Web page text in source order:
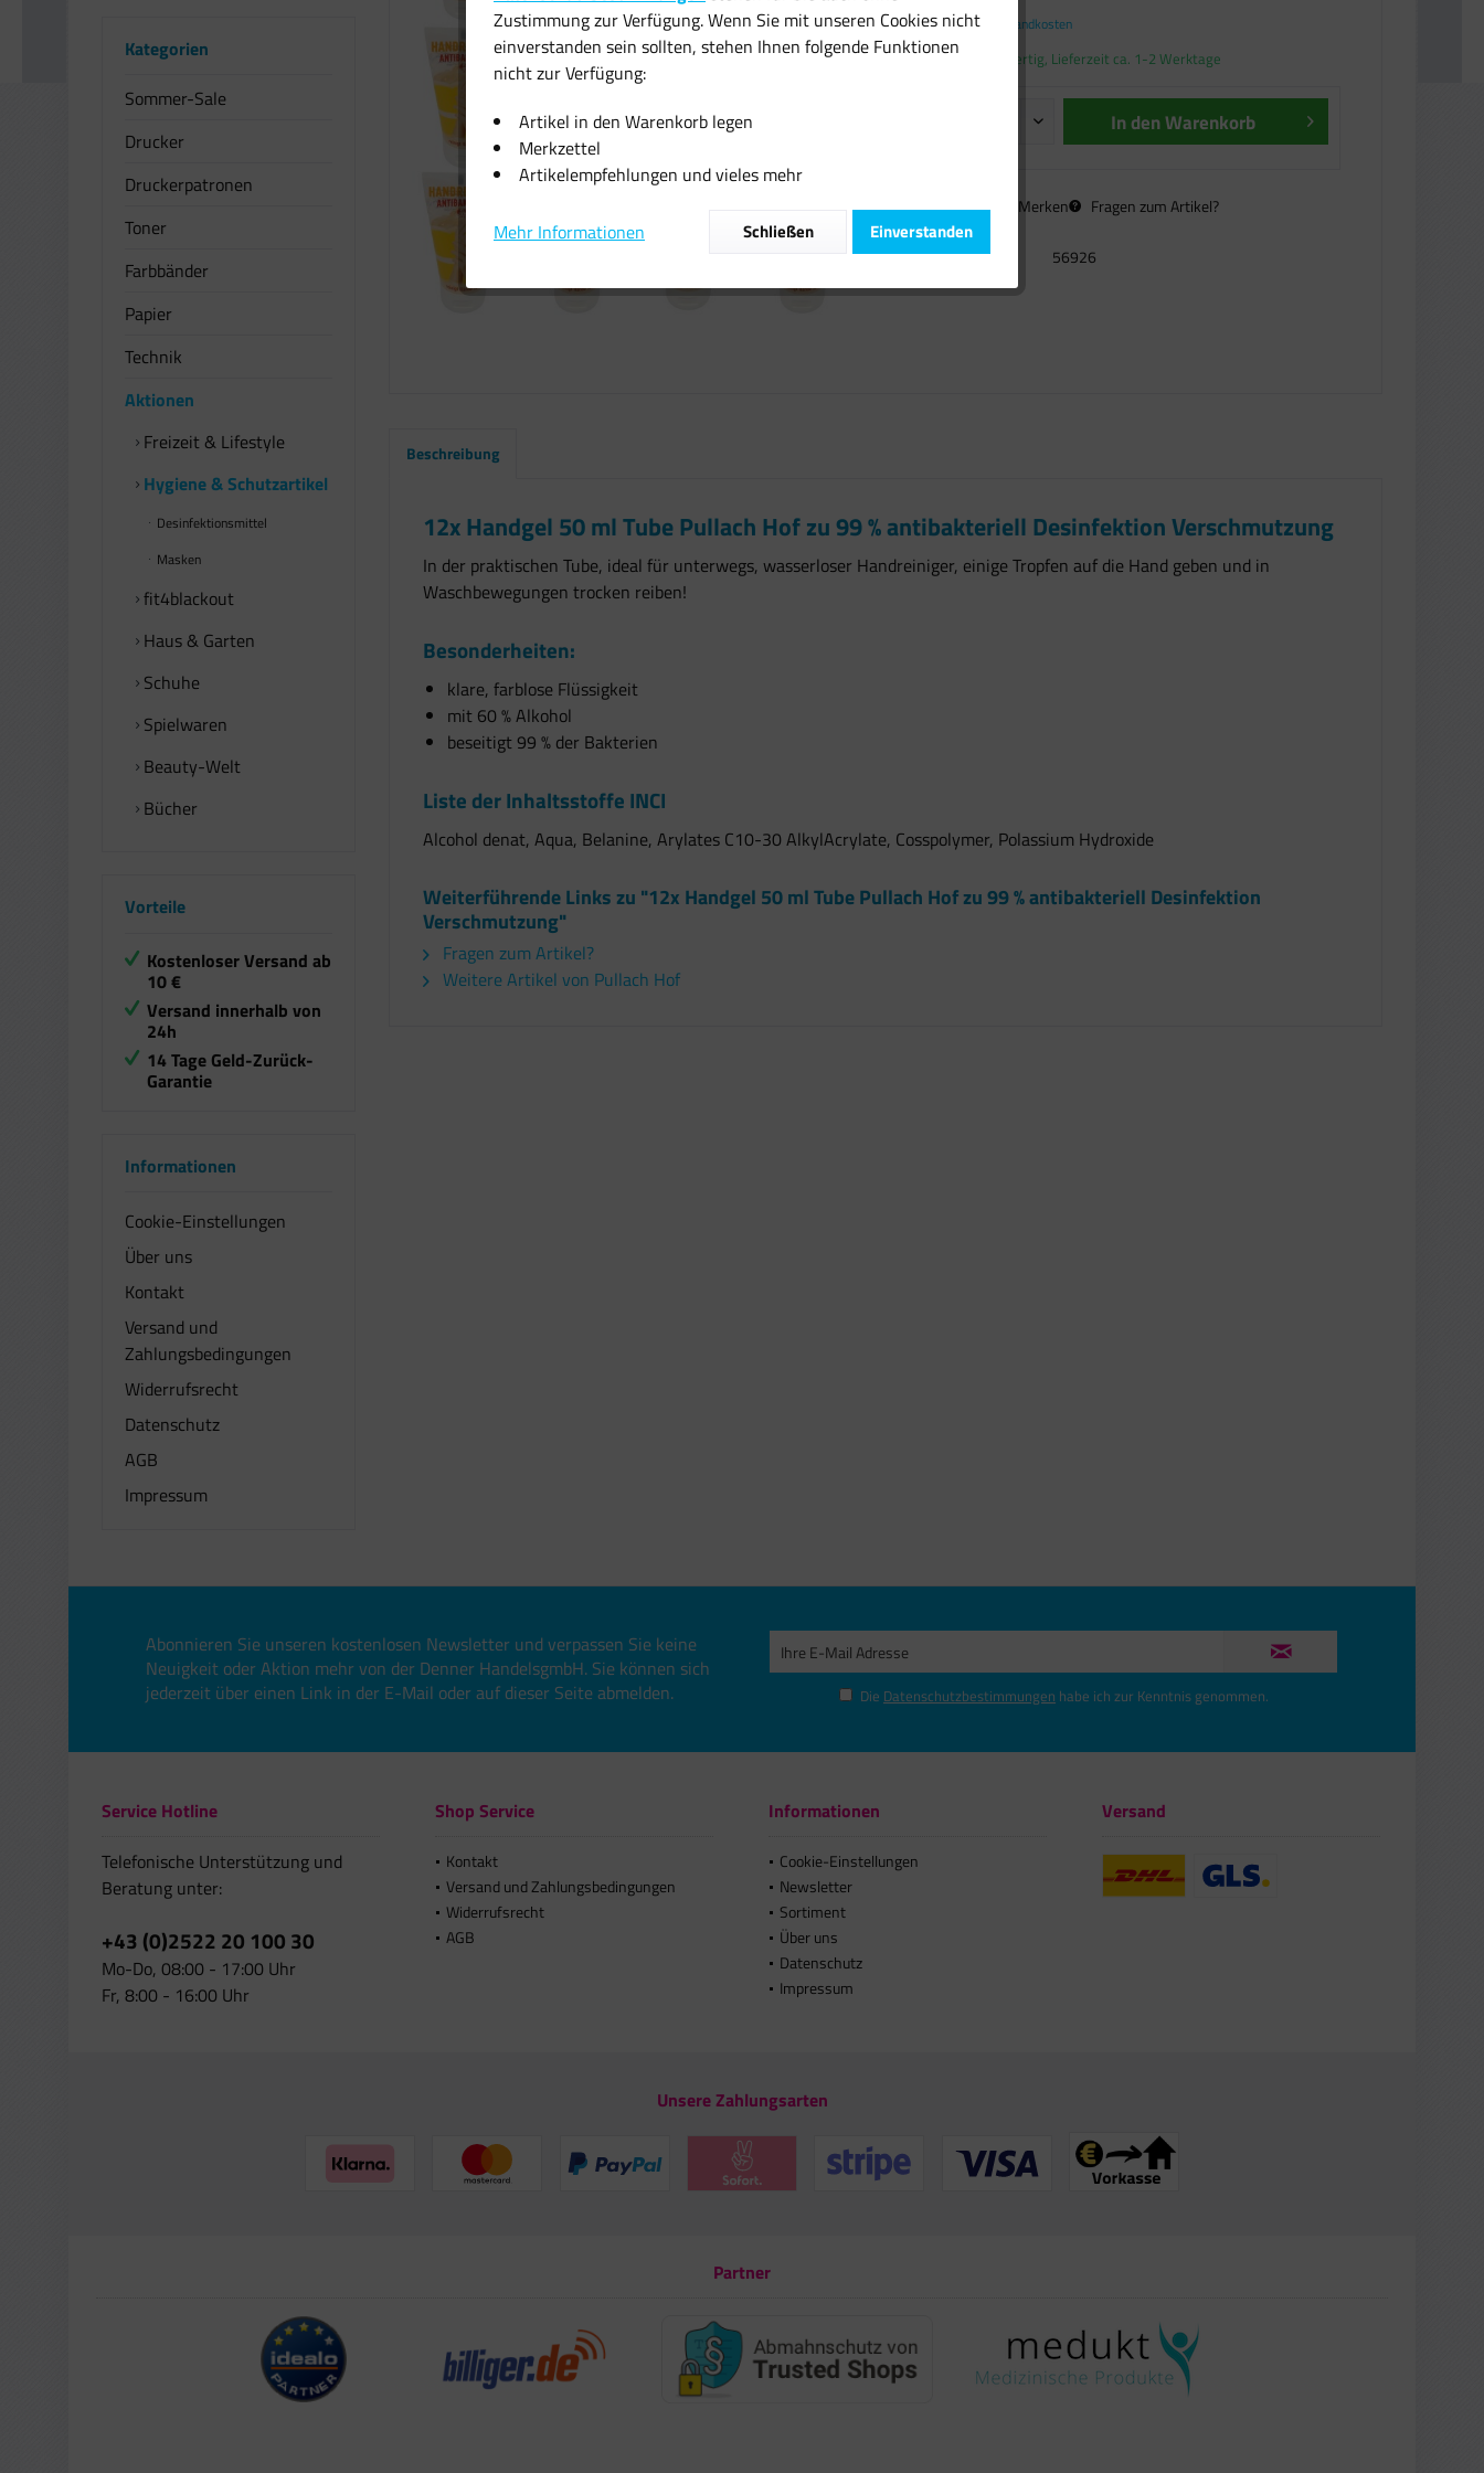
Kategorien
Sommer-Sale
Drucker
Druckerpatronen
Toner
Farbbänder
Papier
Technik
Aktionen
Freizeit & Lifestyle
Hygiene & Schutzartikel
Desinfektionsmittel
Masken
fit4blackout
Haus & Garten
Schuhe
Spielwaren
Beauty-Welt
Bücher
Vorteile
Kostenloser Versand ab
10 €
Versand innerhalb von
24h
14 Tage Geld-Zurück-
Garantie
Informationen
Cookie-Einstellungen
Über uns
Kontakt
Versand und
Zahlungsbedingungen
Widerrufsrecht
Datenschutz
AGB
Impressum
inkl. MwSt.zzgl. Versandkosten
Sofort versandfertig, Lieferzeit ca. 1-2 Werktage
In denWarenkorb
Vergleichen Merken Fragen zum Artikel?
Artikel-Nr.: 56926
Beschreibung
12x Handgel 50 ml Tube Pullach Hof zu 99 % antibakteriell Desinfektion Verschmutzung
In der praktischen Tube, ideal für unterwegs, wasserloser Handreiniger, einige Tropfen auf die Hand geben und in
Waschbewegungen trocken reiben!
Besonderheiten:
klare, farblose Flüssigkeit
mit 60 % Alkohol
beseitigt 99 % der Bakterien
Liste der Inhaltsstoffe INCI
Alcohol denat, Aqua, Belanine, Arylates C10-30 AlkylAcrylate, Cosspolymer, Polassium Hydroxide
Weiterführende Links zu "12x Handgel 50 ml Tube Pullach Hof zu 99 % antibakteriell Desinfektion
Verschmutzung"
Fragen zum Artikel?
Weitere Artikel von Pullach Hof
Abonnieren Sie unseren kostenlosen Newsletter und verpassen Sie keine
Neuigkeit oder Aktion mehr von der Denner HandelsgmbH. Sie können sich
jederzeit über einen Link in der E-Mail oder auf dieser Seite abmelden.
Die Datenschutzbestimmungen habe ich zur Kenntnis genommen.
Service Hotline
Telefonische Unterstützung und
Beratung unter:
+43 (0)2522 20 100 30
Mo-Do, 08:00 - 17:00 Uhr
Fr, 8:00 - 16:00 Uhr
Shop Service
Kontakt
Versand und Zahlungsbedingungen
Widerrufsrecht
AGB
Informationen
Cookie-Einstellungen
Newsletter
Sortiment
Über uns
Datenschutz
Impressum
Versand
Unsere Zahlungsarten
Partner
Zustimmung zur Verfügung. Wenn Sie mit unseren Cookies nicht
einverstanden sein sollten, stehen Ihnen folgende Funktionen
nicht zur Verfügung:
Artikel in den Warenkorb legen
Merkzettel
Artikelempfehlungen und vieles mehr
Mehr Informationen Einverstanden
Schließen